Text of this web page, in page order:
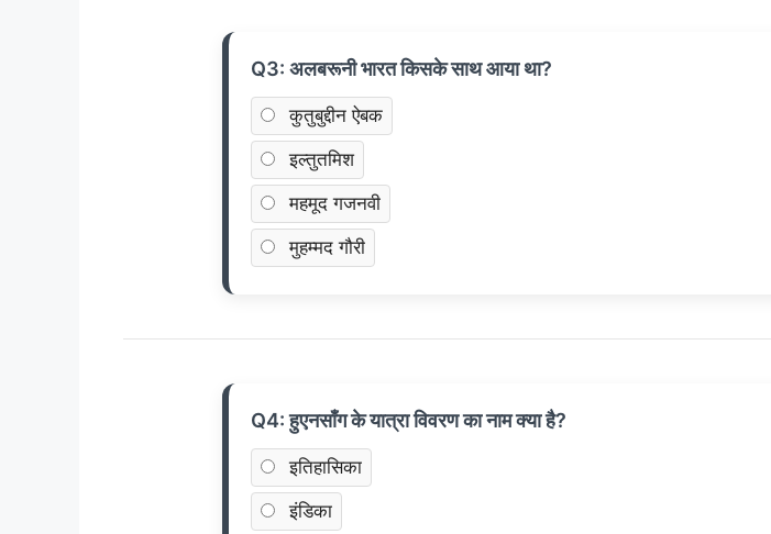
Q3: अलबरूनी भारत किसके साथ आया था?
कुतुबुद्दीन ऐबक
इल्तुतमिश
महमूद गजनवी
मुहम्मद गौरी
Q4: हुएनसाँग के यात्रा विवरण का नाम क्या है?
इतिहासिका
इंडिका